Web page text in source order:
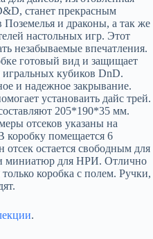
станет прекрасным
Поземелья и драконы, а так же
настольных игр. Этот
незабываемые впечатления.
готовый вид и защищает
кубиков DnD.
и надежное закрывание.
установаить дайс трей.
205*190*35 мм.
отсеков указаны на
коробку помещается 6
остается свободным для
миниатюр для НРИ. Отлично
коробка с полем. Ручки,
.